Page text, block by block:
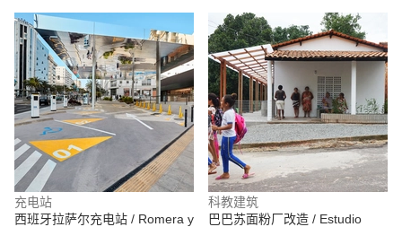
充电站
西班牙拉萨尔充电站 / Romera y
科教建筑
巴巴苏面粉厂改造 / Estudio